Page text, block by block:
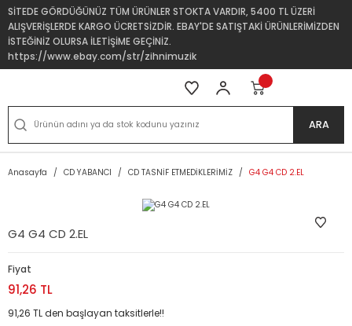
SİTEDE GÖRDÜĞÜNÜZ TÜM ÜRÜNLER STOKTA VARDIR, 5400 TL ÜZERİ
ALIŞVERİŞLERDE KARGO ÜCRETSİZDİR. EBAY'DE SATIŞTAKİ ÜRÜNLERİMİZDEN
İSTEĞİNİZ OLURSA İLETİŞİME GEÇİNİZ.
https://www.ebay.com/str/zihnimuzik
ARA
Anasayfa CD YABANCI CD TASNİF ETMEDİKLERİMİZ G4 G4 CD 2.EL
G4 G4 CD 2.EL
Fiyat
91,26 TL
91,26 TL den başlayan taksitlerle!!